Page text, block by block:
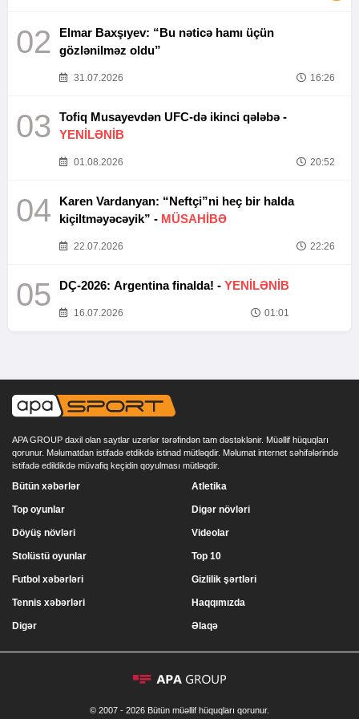
02
Elmar Baxşıyev: “Bu nəticə hamı üçün
gözlənilməz oldu”
31.07.2026 16:26
03
Tofiq Musayevdən UFC-də ikinci qələbə -
YENİLƏNİB
01.08.2026 20:52
04
Karen Vardanyan: “Neftçi”ni heç bir halda
kiçiltməyəcəyik” - MÜSAHİBƏ
22.07.2026 22:26
05 DÇ-2026: Argentina finalda! - YENİLƏNİB
16.07.2026 01:01
APA GROUP daxil olan saytlar uzerlər tərəfindən tam dəstəklənir. Müəllif hüquqları
qorunur. Məlumatdan istifadə etdikdə istinad mütləqdir. Məlumat internet səhifələrində
istifadə edildikdə müvafiq keçidin qoyulması mütləqdir.
Bütün xəbərlər
Top oyunlar
Döyüş növləri
Stolüstü oyunlar
Atletika
Digər növləri
Videolar
Top 10
Futbol xəbərləri
Tennis xəbərləri
Digər
Gizlilik şərtləri
Haqqımızda
Əlaqə
© 2007 - 2026 Bütün müəllif hüquqları qorunur.